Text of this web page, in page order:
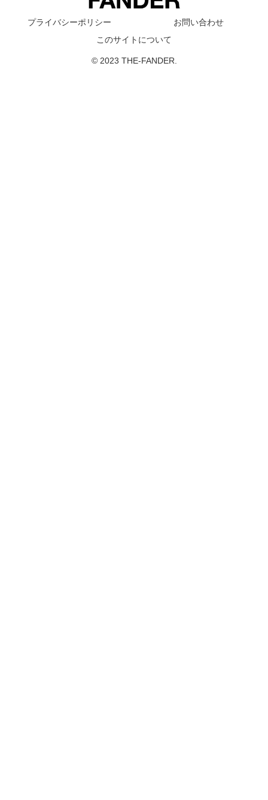
プライバシーポリシー
お問い合わせ
このサイトについて
© 2023 THE-FANDER.